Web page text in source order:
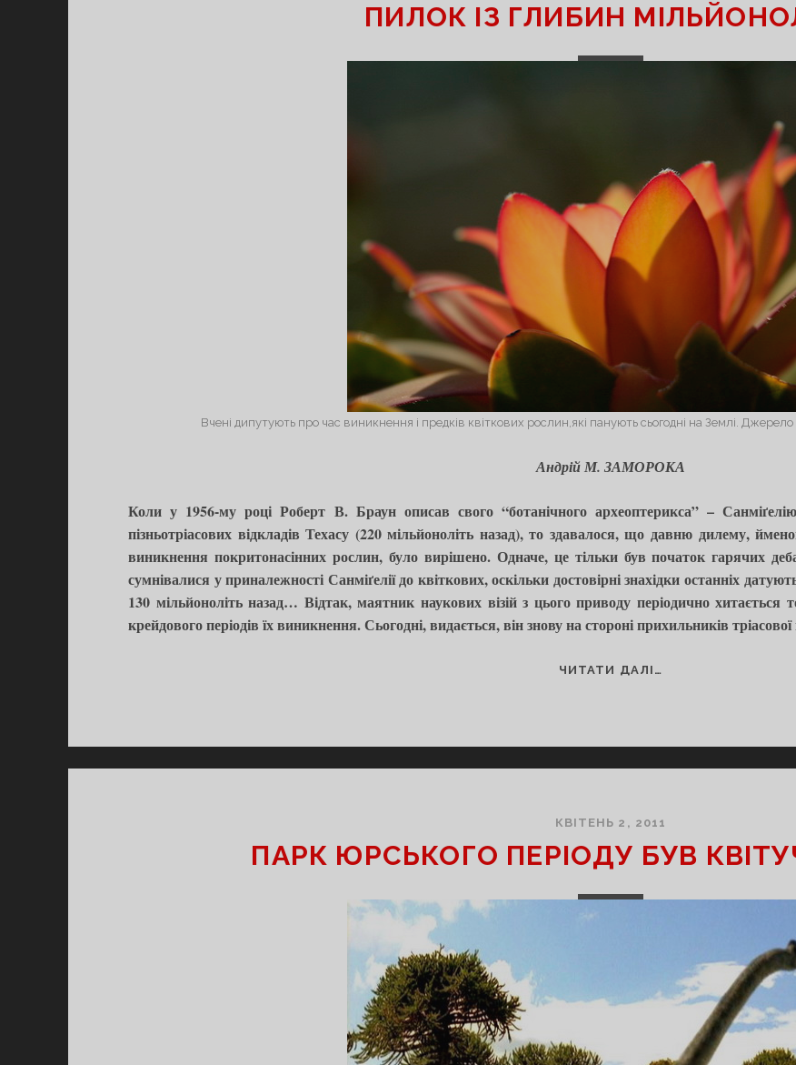
ПИЛОК ІЗ ГЛИБИН
Вчені дипутують про час виникнення і предків квіткових рослин,які панують сьогодні на Землі.
Андрій М. ЗАМОРОКА
Коли у 1956-му році Роберт В. Браун описав свого “ботанічного археоптерикса” –
пізньотріасових відкладів Техасу (220 мільйоноліть назад), то здавалося, що давню дилему,
виникнення покритонасінних рослин, було вирішено. Одначе, це тільки був початок гарячих
сумнівалися у приналежності Санміґелії до квіткових, оскільки достовірні знахідки останніх
130 мільйоноліть назад… Відтак, маятник наукових візій з цього приводу періодично хитається
крейдового періодів їх виникнення. Сьогодні, видається, він знову на стороні прихильників
ЧИТАТИ ДАЛІ…
КВІТЕНЬ 2, 2011
ПАРК ЮРСЬКОГО ПЕРІОДУ БУВ